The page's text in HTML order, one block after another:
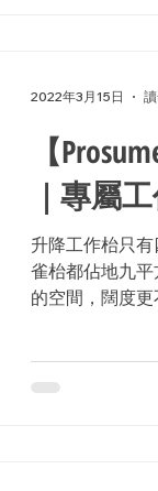
【
｜專屬
升降工作枱只
雀枱都佔地九
的空間，闊度
2022年3月15日